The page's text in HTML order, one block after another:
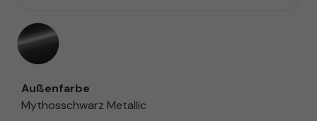
Außenfarbe
Mythosschwarz Metallic